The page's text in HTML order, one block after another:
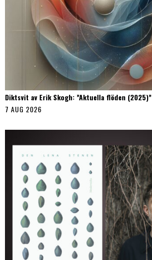
Diktsvit av Erik Skogh: ”Aktuella flöden (2025)”
7 AUG 2026